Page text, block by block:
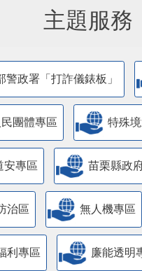
主題服務
警政署「打詐儀錶板」
民團體專區 特殊
安專區 苗栗縣政
治區 無人機專區
利專區 廉能透明